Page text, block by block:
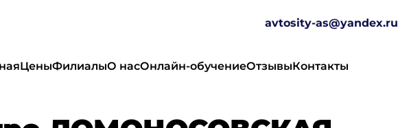
avtosity-as@yandex.ru
ЦеныФилиалыО насОнлайн-обучениеОтзывыКонтакты